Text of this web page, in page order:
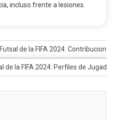
incluso frente a lesiones.
de la FIFA 2024:
de la FIFA 2024: Perfiles de